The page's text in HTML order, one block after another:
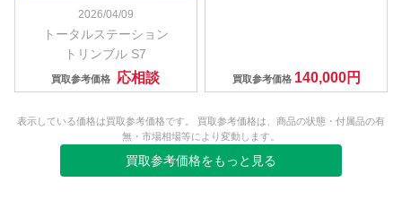
2026/04/09
トータルステーション
トリンブル S7
買取参考価格 応相談 買取参考価格 140,000円
表示している価格は買取参考価格です。 買取参考価格は、商品の状態・付属品の有
無・市場相場等により変動します。
買取参考価格をもっと見る